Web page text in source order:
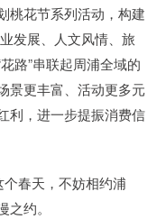
桃花节系列活动，构建
发展、人文风情、旅
路”串联起周浦全域的
景更丰富、活动更多元
利，进一步提振消费信
春天，不妨相约浦
约。